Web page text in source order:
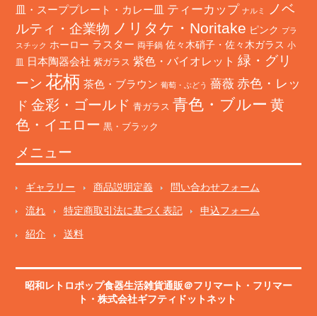
皿・スーププレート・カレー皿 ティーカップ ナルミ
ノベ
ルティ・企業物 ノリタケ・Noritake ピンク プラ
スチック ホーロー ラスター 両手鍋 佐々木硝子・佐々木ガラス 小
皿
日本陶器会社 紫ガラス 紫色・バイオレット 緑・グリ
ーン 花柄 茶色・ブラウン 葡萄・ぶどう 薔薇 赤色・レッ
ド 金彩・ゴールド 青ガラス 青色・ブルー 黄
色・イエロー 黒・ブラック
メニュー
ギャラリー 商品説明定義 問い合わせフォーム
流れ 特定商取引法に基づく表記 申込フォーム
紹介 送料
昭和レトロポップ食器生活雑貨通販＠フリマート ・ フリマー
ト ・株式会社ギフティドットネット